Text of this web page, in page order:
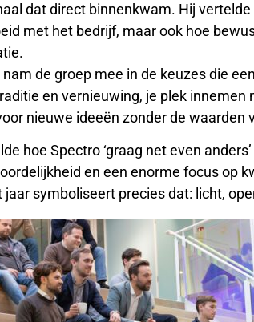
dat direct binnenkwam. Hij
met het bedrijf, maar ook hoe
nam de groep mee in de keuzes die
en vernieuwing, je plek
nieuwe ideeën zonder de waarden
hoe Spectro ‘graag net even
en een enorme focus op
jaar symboliseert precies dat: licht,